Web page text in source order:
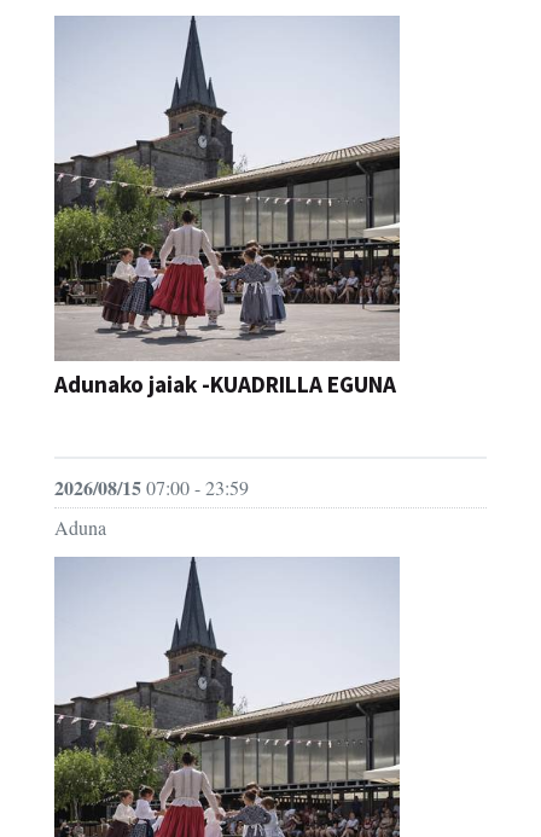
Adunako jaiak -KUADRILLA EGUNA
2026/08/1507:00 - 23:59
Aduna